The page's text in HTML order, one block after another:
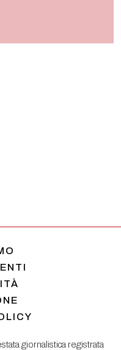
giornalistica registrata